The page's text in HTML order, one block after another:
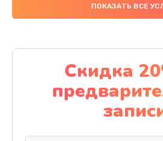
Настройка
Заказать
Ремонт
1200 руб.
Заказать
ПОКАЗАТЬ ВСЕ
Скидка